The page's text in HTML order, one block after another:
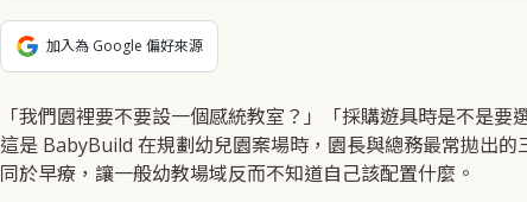
加入為 Google 偏好來源
「我們園裡要不要設一個感統教室？」「採購遊具時是不是
這是 BabyBuild 在規劃幼兒園案場時，園長與總務最常拋出
同於早療，讓一般幼教場域反而不知道自己該配置什麼。